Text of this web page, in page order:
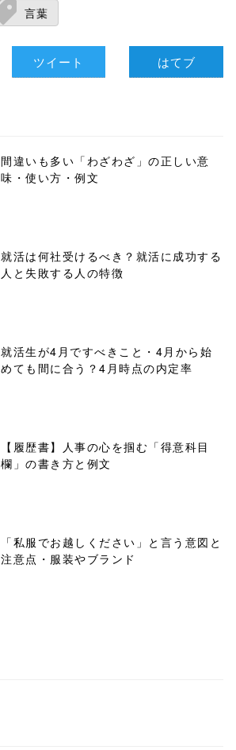
言葉
ツイート はてブ
間違いも多い「わざわざ」の正しい意
味・使い方・例文
就活は何社受けるべき？就活に成功する
人と失敗する人の特徴
就活生が4月ですべきこと・4月から始
めても間に合う？4月時点の内定率
【履歴書】人事の心を掴む「得意科目
欄」の書き方と例文
「私服でお越しください」と言う意図と
注意点・服装やブランド